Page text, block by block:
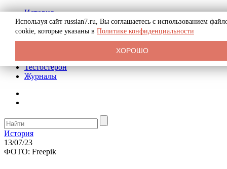
История
Биография
Криминал
Реклама на сайте
Тестостерон
Журналы
История
13/07/23
ФОТО: Freepik
Используя сайт russian7.ru, Вы соглашаетесь с использованием
cookie, которые указаны в Политике конфиденциальности
ХОРОШО